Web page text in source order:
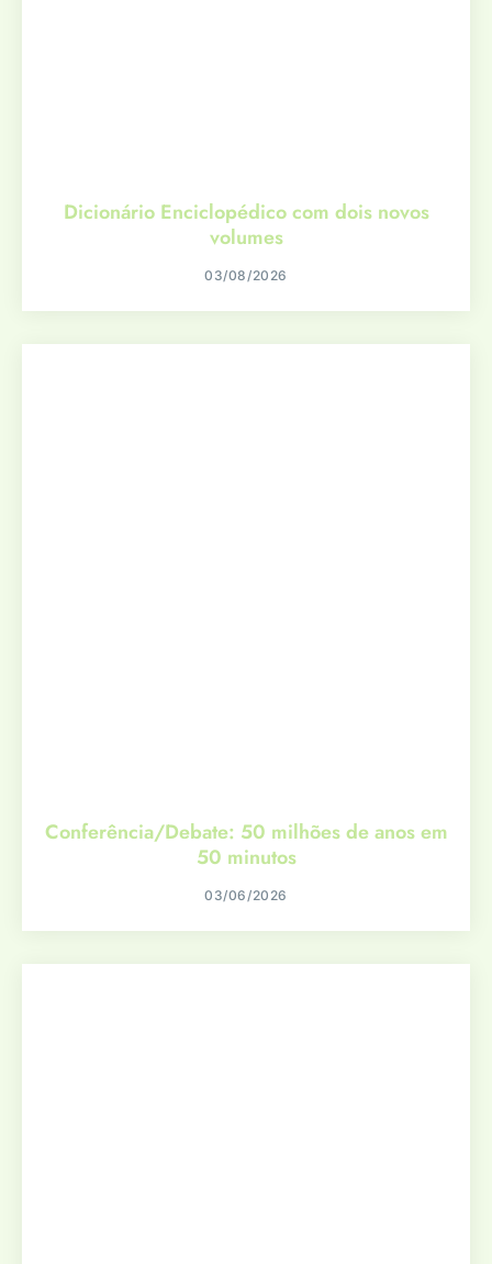
Dicionário Enciclopédico com dois novos
volumes
03/08/2026
Conferência/Debate: 50 milhões de anos em
50 minutos
03/06/2026